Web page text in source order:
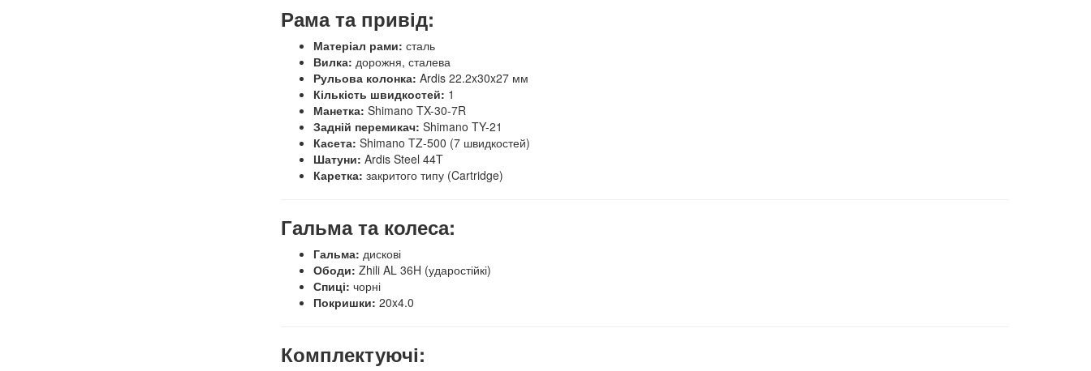
Рама та привід:
Матеріал рами: сталь
Вилка: дорожня, сталева
Рульова колонка: Ardis 22.2x30x27 мм
Кількість швидкостей: 1
Манетка: Shimano TX-30-7R
Задній перемикач: Shimano TY-21
Касета: Shimano TZ-500 (7 швидкостей)
Шатуни: Ardis Steel 44T
Каретка: закритого типу (Cartridge)
Гальма та колеса:
Гальма: дискові
Ободи: Zhili AL 36H (ударостійкі)
Спиці: чорні
Покришки: 20x4.0
Комплектуючі: